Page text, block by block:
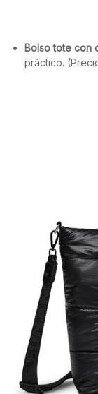
Bolso tote con
práctico.